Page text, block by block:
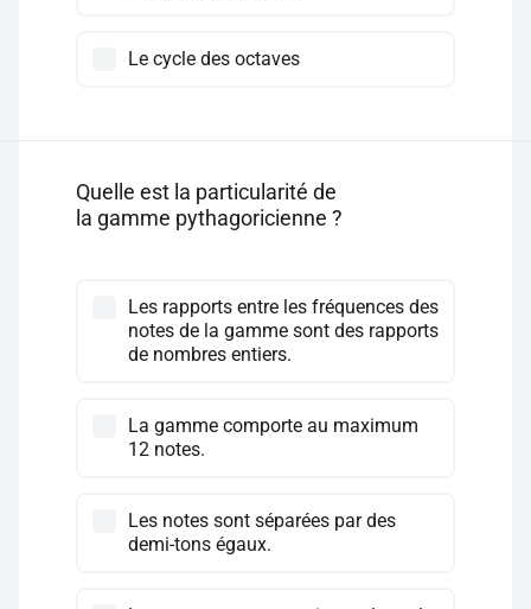
Le cycle des octaves
Quelle est la particularité de
la gamme pythagoricienne ?
Les rapports entre les fréquences des
notes de la gamme sont des rapports
de nombres entiers.
La gamme comporte au maximum
12 notes.
Les notes sont séparées par des
demi-tons égaux.